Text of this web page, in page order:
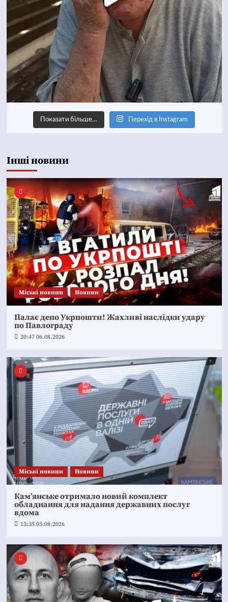
Показати більше… Перехід в Instagram
Інші новини
Mіські новини Новини
Палає депо Укрпошти! Жахливі наслідки удару
по Павлограду
20:47 06.08.2026
Mіські новини Новини
Кам’янське отримало новий комплект
обладнання для надання державних послуг
вдома
13:35 05.08.2026